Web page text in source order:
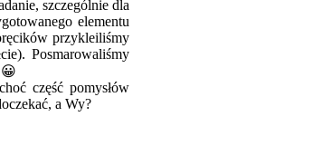
szczególnie dla
elementu
przykleiliśmy
Posmarowaliśmy
część pomysłów
a Wy?